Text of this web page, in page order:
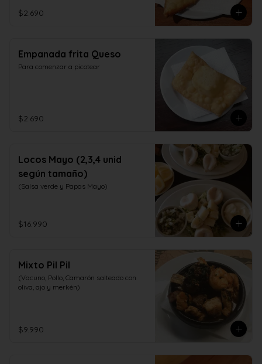
$2.690
Empanada frita Queso
Para comenzar a picotear
$2.690
Locos Mayo (2,3,4 unid
según tamaño)
(Salsa verde y Papas Mayo)
$16.990
Mixto Pil Pil
(Vacuno, Pollo, Camarón salteado con
oliva, ajo y merkèn)
$9.990